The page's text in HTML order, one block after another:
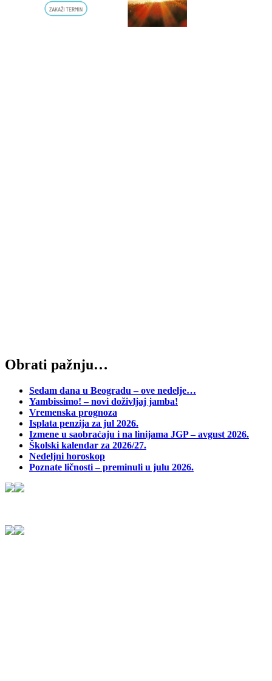
Obrati pažnju…
Sedam dana u Beogradu – ove nedelje…
Yambissimo! – novi doživljaj jamba!
Vremenska prognoza
Isplata penzija za jul 2026.
Izmene u saobraćaju i na linijama JGP – avgust 2026.
Školski kalendar za 2026/27.
Nedeljni horoskop
Poznate ličnosti – preminuli u julu 2026.